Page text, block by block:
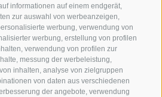
informationen auf einem endgerät,
zur auswahl von werbeanzeigen,
werbung, verwendung von
werbung, erstellung von profilen
verwendung von profilen zur
messung der werbeleistung,
inhalten, analyse von zielgruppen
von daten aus verschiedenen
der angebote, verwendung